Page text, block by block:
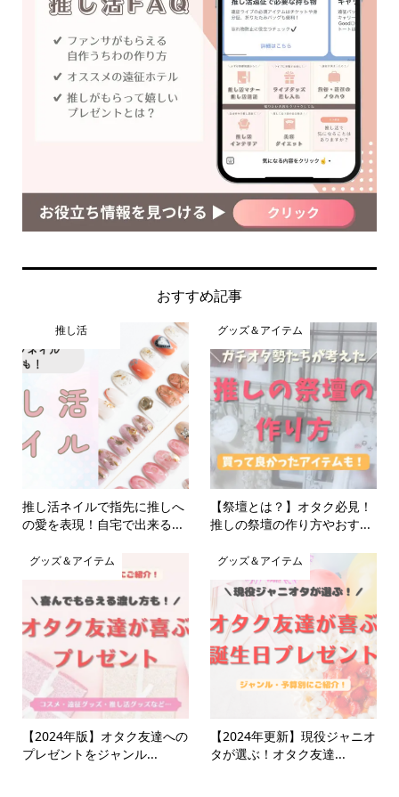
おすすめ記事
推し活
推し活ネイルで指先に推しへ
の愛を表現！自宅で出来る...
グッズ＆アイテム
【祭壇とは？】オタク必見！
推しの祭壇の作り方やおす...
グッズ＆アイテム
【2024年版】オタク友達への
プレゼントをジャンル...
グッズ＆アイテム
【2024年更新】現役ジャニオ
タが選ぶ！オタク友達...